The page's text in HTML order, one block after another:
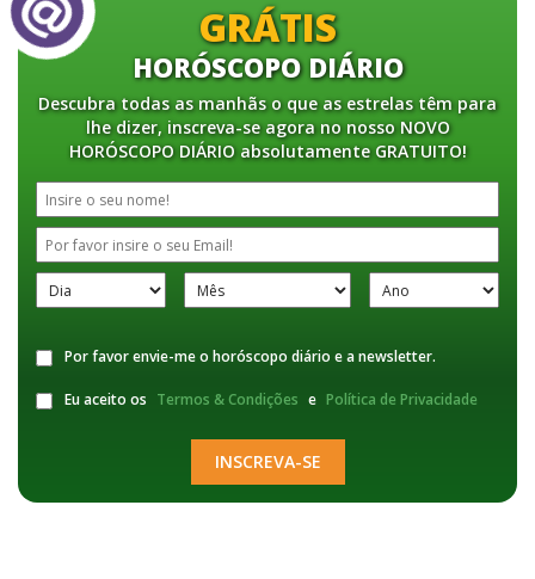
GRÁTIS
HORÓSCOPO DIÁRIO
Descubra todas as manhãs o que as estrelas têm para
lhe dizer, inscreva-se agora no nosso NOVO
HORÓSCOPO DIÁRIO absolutamente GRATUITO!
Por favor envie-me o horóscopo diário e a newsletter.
Eu aceito os Termos & Condições e Política de Privacidade
INSCREVA-SE